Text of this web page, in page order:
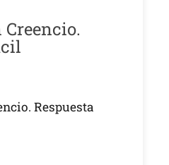
Respuesta